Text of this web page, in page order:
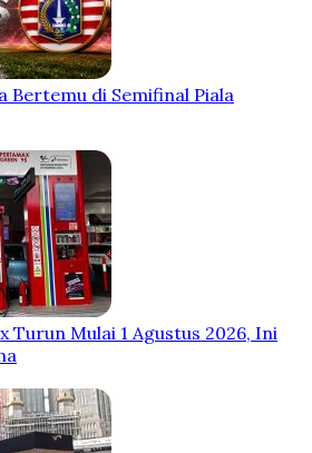
Bertemu di Semifinal Piala
Turun Mulai 1 Agustus 2026, Ini